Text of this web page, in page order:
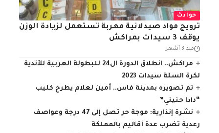
حوادث
ترويج مواد صيدلانية مهربة تستعمل لزيادة الوزن
يوقف 3 سيدات بمراكش
منذ 3 أشهر
مراكش.. انطلاق الدورة ال24 للبطولة العربية للأندية
لكرة السلة سيدات 2023
تم تصويره بمدينة فاس.. أمين لعلام يطرح كليب
“دادا حنيني”
نشرة إنذارية: موجة حر تصل إلى 47 درجة وعواصف
رعدية تضرب عدة أقاليم بالمملكة